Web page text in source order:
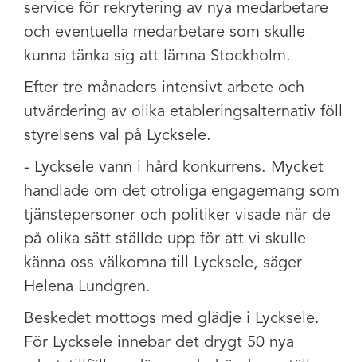
service för rekrytering av nya medarbetare
och eventuella medarbetare som skulle
kunna tänka sig att lämna Stockholm.
Efter tre månaders intensivt arbete och
utvärdering av olika etableringsalternativ föll
styrelsens val på Lycksele.
- Lycksele vann i hård konkurrens. Mycket
handlade om det otroliga engagemang som
tjänstepersoner och politiker visade när de
på olika sätt ställde upp för att vi skulle
känna oss välkomna till Lycksele, säger
Helena Lundgren.
Beskedet mottogs med glädje i Lycksele.
För Lycksele innebar det drygt 50 nya